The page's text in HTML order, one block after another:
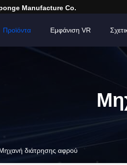
Manufacture Co.
Προϊόντα Εμφάνιση VR
διάτρησης αφρού